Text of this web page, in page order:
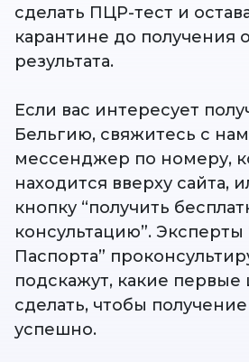
сделать ПЦР-тест и
карантине до получения
результата.
Если вас интересует
Бельгию, свяжитесь с
мессенджер по номеру,
находится вверху сайта,
кнопку “получить
консультацию”. Эксперты
Паспорта”
подскажут, какие первые
сделать, чтобы
успешно.